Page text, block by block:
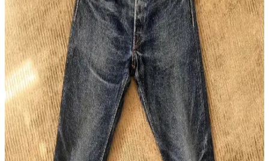
Naked & Famous Red Elephant denim, 14 ay düzenli kullanımda
kırmızı ve mor tonlarda özgün renk solması sunar. 21 ons ağırlığında
olup yumuşak ve konforludur, sınırlı üretimdir.
Japon Raw Denim Koleksiyonları: Warehouse,
Samurai, Iron Heart ve Resolute Modellerinin
Detaylı İncelemesi
Japon raw denim markalarının farklı kumaş ağırlıkları, kesimleri ve
dayanıklılık özellikleri detaylı inceleniyor. Doğru fit ve kumaş
seçimi denim deneyimini belirliyor.
Omoto 0611 15.5oz Slub Relax Fit Button Fly:
Japon Selvedge Deniminde Yeni Bir Alternatif